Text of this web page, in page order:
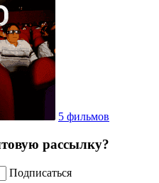
5 фильмов
рассылку?
Подписаться